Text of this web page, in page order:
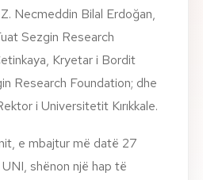
Necmeddin Bilal Erdoğan,
Sezgin Research
Kryetar i Bordit
Research Foundation; dhe
i Universitetit Kırıkkale.
e mbajtur më datë 27
shënon një hap të